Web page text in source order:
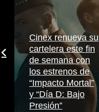
Cinex renueva su
cartelera este fin
de semana con
los estrenos de
“Impacto Mortal”
y “Día D: Bajo
Presión”